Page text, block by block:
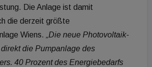
Die Anlage ist damit
die derzeit größte
Wiens.
„Die neue Photovoltaik-
die Pumpanlage des
40 Prozent des Energiebedarfs